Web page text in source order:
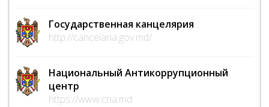
Государственная канцелярия
http://cancelaria.gov.md/
Национальный Антикоррупционный
центр
https://www.cna.md